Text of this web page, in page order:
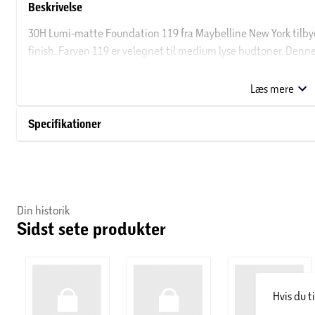
Beskrivelse
30H Lumi-matte Foundation 119 fra Maybelline New York
finish. Farven 119 er velegnet til medium lyse hudtoner.
Maybelline New York var det første brand til at introducere
et af de førende makeup-brands i over 120 lande i verden.
New York har fingeren på pulsen, og deres produkter skal
Læs mere
Specifikationer
Din historik
Sidst sete produkter
Hvis du